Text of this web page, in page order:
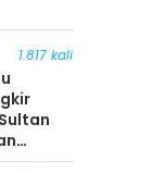
1.817 kali
IPS